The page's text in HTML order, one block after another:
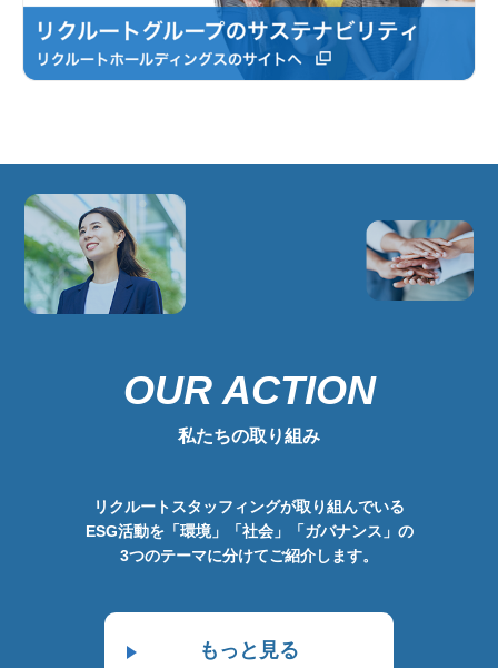
OUR ACTION
私たちの取り組み
リクルートスタッフィングが取り組んでいる
ESG活動を「環境」「社会」「ガバナンス」の
3つのテーマに分けてご紹介します。
もっと見る